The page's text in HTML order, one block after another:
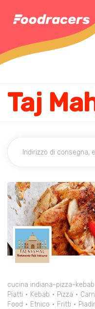
Taj
cucina indiana-pizza-kebab
Piatti
Kebab Pizza
Food
Etnico Fritti